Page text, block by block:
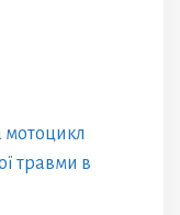
мотоцикл
травми в